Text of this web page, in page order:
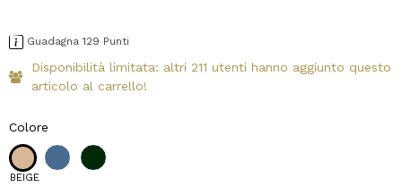
Guadagna 129 Punti
Disponibilità limitata: altri 211 utenti hanno aggiunto questo
articolo al carrello!
Colore
BEIGE